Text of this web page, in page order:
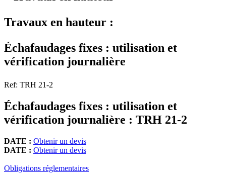
Travaux en hauteur :
Échafaudages fixes : utilisation et
vérification journalière
Ref: TRH 21-2
Échafaudages fixes : utilisation et
vérification journalière : TRH 21-2
DATE : Obtenir un devis
DATE : Obtenir un devis
Obligations réglementaires